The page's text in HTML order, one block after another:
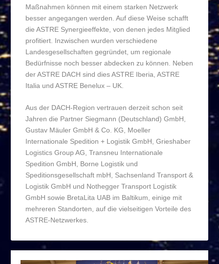
Maßnahmen können mit einem starken Netzwerk
besser angegangen werden. Auf diese Weise schafft
die ASTRE Synergieeffekte, von denen jedes Mitglied
profitiert. Inzwischen wurden verschiedene
Landesgesellschaften gegründet, um regionale
Bedürfnisse noch besser abdecken zu können. Neben
der ASTRE DACH sind dies ASTRE Iberia, ASTRE
Italia und ASTRE Benelux – UK.
Aus der DACH-Region vertrauen derzeit schon seit
Jahren die Partner Siegmann (Deutschland) GmbH,
Gustav Mäuler GmbH & Co. KG, Moeller
Internationale Spedition + Logistik GmbH, Grieshaber
Logistics Group AG, Transneu Internationale
Spedition GmbH, Borne Logistik und
Speditionsgesellschaft mbH, Sachsenland Transport &
Logistik GmbH und Nothegger Transport Logistik
GmbH sowie BretaLita UAB im Baltikum, einige mit
mehreren Standorten, auf die vielseitigen Vorteile des
ASTRE-Netzwerkes.